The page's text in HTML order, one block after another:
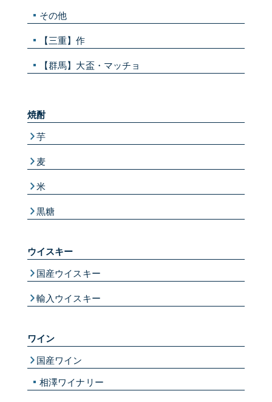
その他
【三重】作
【群馬】大盃・マッチョ
焼酎
芋
麦
米
黒糖
ウイスキー
国産ウイスキー
輸入ウイスキー
ワイン
国産ワイン
相澤ワイナリー